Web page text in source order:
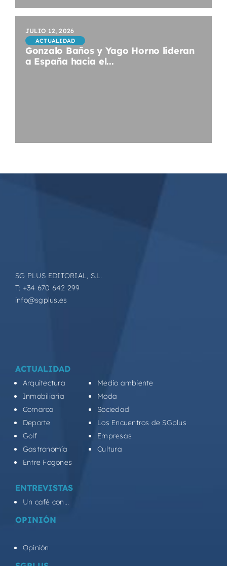
JULIO 12, 2026
ACTUALIDAD
Gonzalo Baños y Yago Horno lideran
a España hacia el...
SG PLUS EDITORIAL, S.L.
T: +34 670 642 299
info@sgplus.es
ACTUALIDAD
Arquitectura
Inmobiliaria
Comarca
Deporte
Golf
Gastronomía
Entre Fogones
Medio ambiente
Moda
Sociedad
Los Encuentros de SGplus
Empresas
Cultura
ENTREVISTAS
Un café con...
OPINIÓN
Opinión